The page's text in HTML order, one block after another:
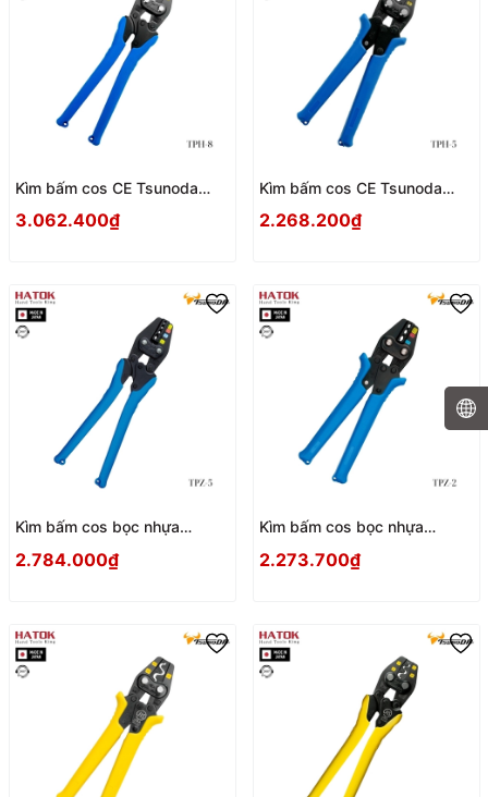
Kìm bấm cos CE Tsunoda
3.062.400₫
Kìm bấm cos CE Tsunoda
2.268.200₫
Kìm bấm cos bọc nhựa
2.784.000₫
Kìm bấm cos bọc nhựa
2.273.700₫